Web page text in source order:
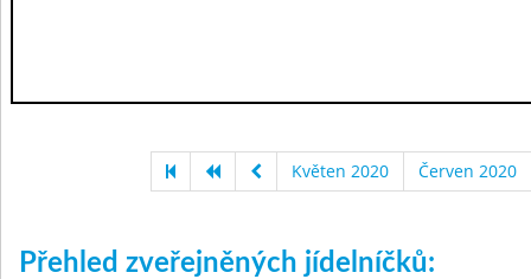
Květen 2020 Červen 2020
Přehled zveřejněných jídelníčků: